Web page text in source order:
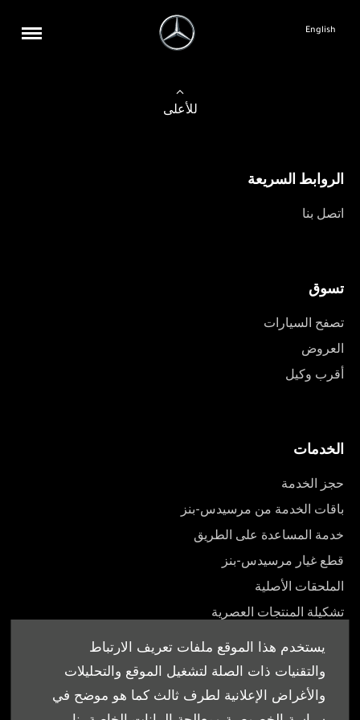
يستخدم هذا الموقع ملفات تعريف الارتباط
والتقنيات ذات الصلة لتشغيل الموقع والتحليلات
والأغراض الإعلانية لطرف ثالث كما هو موضح في
English
للأعلى
الروابط السريعة
اتصل بنا
تسوق
تصفح السيارات
العروض
أقرب وكيل
الخدمات
حجز الخدمة
باقات الخدمة من مرسيدس-بنز
خدمة المساعدة على الطريق
قطع غيار مرسيدس-بنز
الملحقات الأصلية
تشكيلة المنتجات العصرية